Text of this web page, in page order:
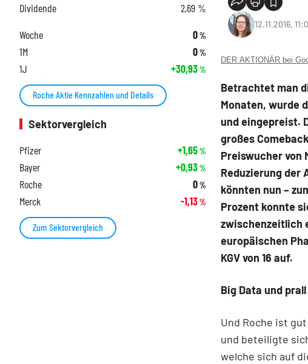
12.11.2016,
DER AKTIONÄR bei
Betrachtet man
Monaten, wurde
und eingepreist.
großes
Preiswucher von
Reduzierung der
könnten nun –
Prozent konnte
zwischenzeitlich
europäischen
KGV von 16 auf.
Big Data und
Und Roche ist
und beteiligte
welche sich auf
Dividende
2,69 %
Woche
0%
1M 0%
1J +30,93%
Roche Aktie Kennzahlen und Details
Sektorvergleich
Pfizer
+1,65%
Bayer +0,93%
Roche 0%
Merck -1,13%
Zum Sektorvergleich